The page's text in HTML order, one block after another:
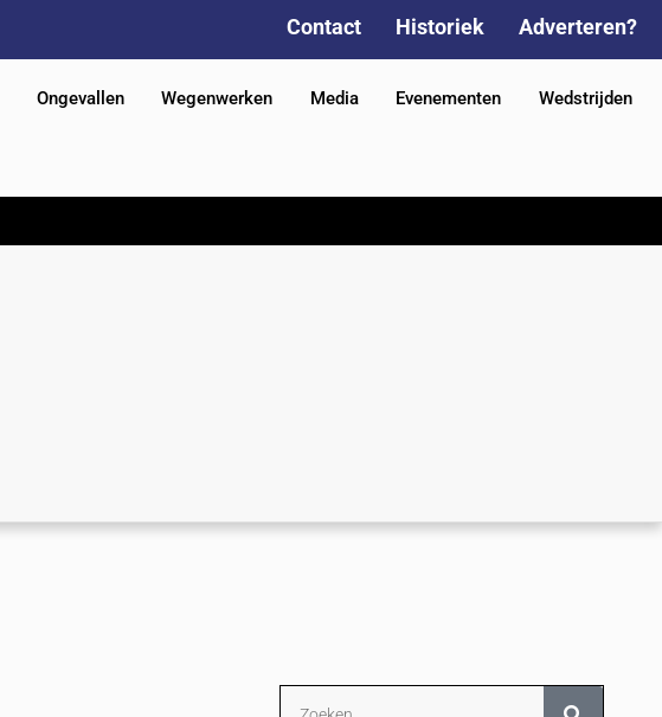
Contact Historiek Adverteren?
Ongevallen Wegenwerken Media Evenementen Wedstrijden